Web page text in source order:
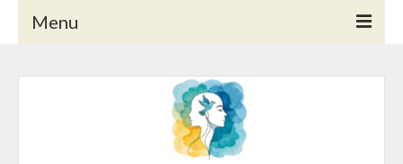
Menu
Psychogénéalogie
La Numérologie Créative